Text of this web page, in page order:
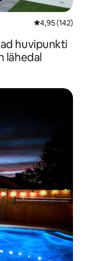
Keskmine
4,95 (142)
huvipunkti
lähedal